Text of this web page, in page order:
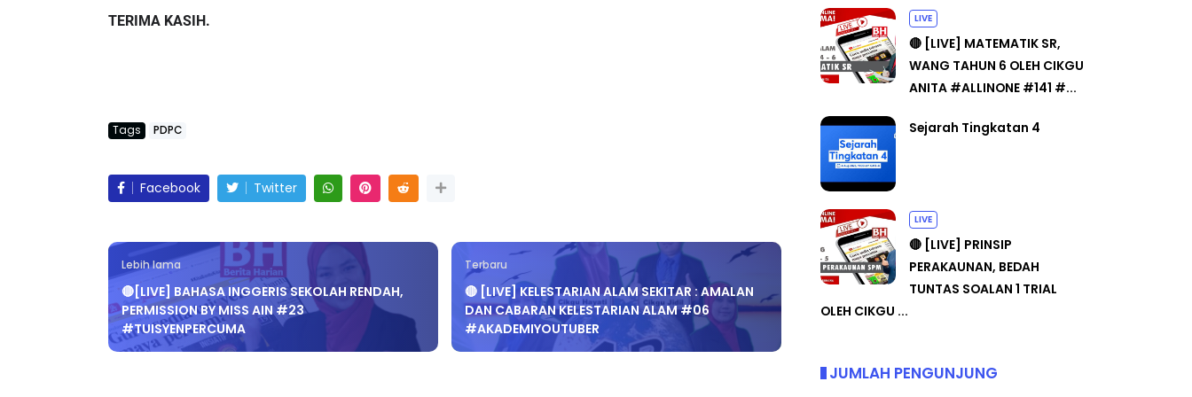
TERIMA KASIH.
Tags PDPC
Facebook Twitter
Lebih lama
🔴[LIVE] BAHASA INGGERIS SEKOLAH RENDAH,
PERMISSION BY MISS AIN #23
#TUISYENPERCUMA
Terbaru
🔴 [LIVE] KELESTARIAN ALAM SEKITAR : AMALAN
DAN CABARAN KELESTARIAN ALAM #06
#AKADEMIYOUTUBER
LIVE
🔴 [LIVE] MATEMATIK SR,
WANG TAHUN 6 OLEH CIKGU
ANITA #ALLINONE #141 #...
Sejarah Tingkatan 4
LIVE
🔴 [LIVE] PRINSIP
PERAKAUNAN, BEDAH
TUNTAS SOALAN 1 TRIAL
OLEH CIKGU ...
JUMLAH PENGUNJUNG